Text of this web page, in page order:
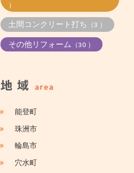
）
土間コンクリート打ち （3 ）
その他リフォーム （30 ）
» 能登町
» 珠洲市
» 輪島市
» 穴水町